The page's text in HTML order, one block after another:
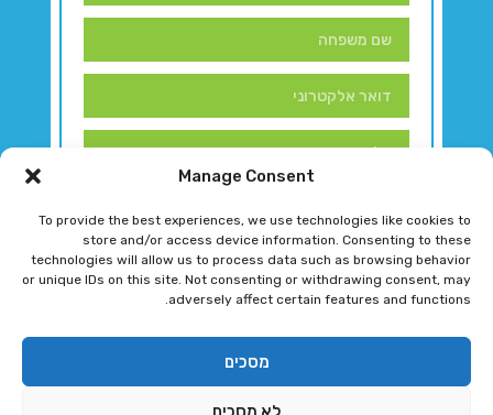
Manage Consent
To provide the best experiences, we use technologies like cookies to
store and/or access device information. Consenting to these
technologies will allow us to process data such as browsing behavior
or unique IDs on this site. Not consenting or withdrawing consent, may
adversely affect certain features and functions.
מסכים